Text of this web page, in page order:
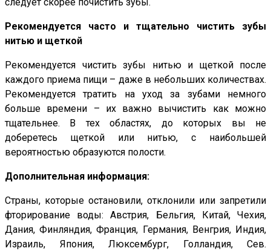
следует скорее почистить зубы.
Рекомендуется часто и тщательно чистить зубы
нитью и щеткой
Рекомендуется чистить зубы нитью и щеткой после
каждого приема пищи – даже в небольших количествах.
Рекомендуется тратить на уход за зубами немного
больше времени – их важно вычистить как можно
тщательнее. В тех областях, до которых вы не
доберетесь щеткой или нитью, с наибольшей
вероятностью образуются полости.
Дополнительная информация:
Страны, которые остановили, отклонили или запретили
фторирование воды: Австрия, Бельгия, Китай, Чехия,
Дания, Финляндия, Франция, Германия, Венгрия, Индия,
Израиль, Япония, Люксембург, Голландия, Сев.